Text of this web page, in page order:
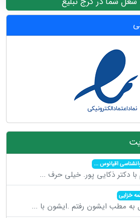
اقیانوس...
دکتر ذکایی پور. خیلی حرف ...
خزایی
به مطب ایشون رفتم .ایشون با ...